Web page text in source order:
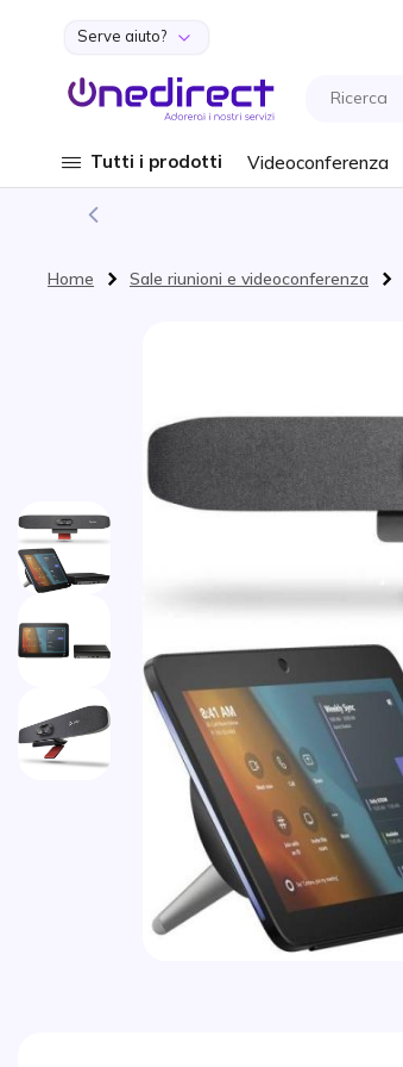
Salta al contenuto
Serve aiuto?
Tutti i prodotti Videoconferenza
Home Sale riunioni e videoconferenza